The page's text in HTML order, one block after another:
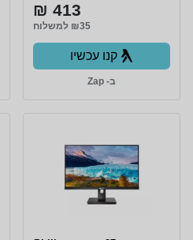
413 ₪
₪35 למשלוח
קנו עכשיו
ב- Zap